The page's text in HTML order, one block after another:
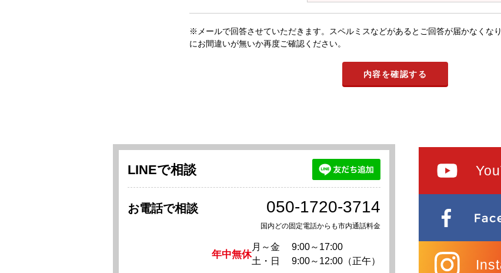
※メールで回答させていただきます。スペルミスなどがあるとご回答が届かなくな
にお間違いが無いか再度ご確認ください。
LINEで相談
お電話で相談 050-1720-3714
国内どの固定電話からも市内通話料金
年中無休
月～金
9:00～17:00
土・日
9:00～12:00（正午）